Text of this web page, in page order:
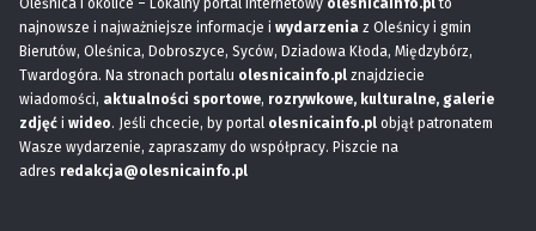
Oleśnica i okolice – Lokalny portal internetowy olesnicainfo.plto
najnowsze i najważniejsze informacje i wydarzenia z Oleśnicy i gmin
Bierutów, Oleśnica, Dobroszyce, Syców, Dziadowa Kłoda, Międzybórz,
Twardogóra. Na stronach portalu olesnicainfo.pl znajdziecie
wiadomości, aktualności sportowe, rozrywkowe, kulturalne, galerie
zdjęć i wideo. Jeśli chcecie, by portal olesnicainfo.pl objął patronatem
Wasze wydarzenie, zapraszamy do współpracy. Piszcie na
adres redakcja@olesnicainfo.pl